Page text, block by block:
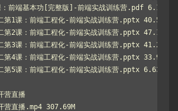
前端基本功[完整版]-前端实战训练营.pdf 6.15M
1课：前端工程化-前端实战训练营.pptx 40.55M
2课：前端工程化-前端实战训练营.pptx 47.15M
3课：前端工程化-前端实战训练营.pptx 41.26M
4课：前端工程化-前端实战训练营.pptx 33.98M
5课：前端工程化-前端实战训练营.pptx 6.63M
营直播
营直播.mp4 307.69M